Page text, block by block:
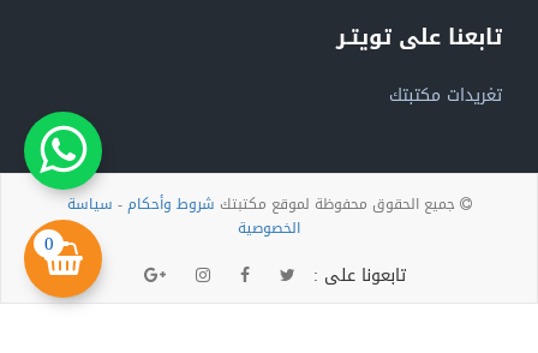
0
تابعنا على تويتـر
تغريدات مكتبتك
جميع الحقوق محفوظة لموقع مكتبتك شروط وأحكام- سياسة
الخصوصية
تابعونا على :